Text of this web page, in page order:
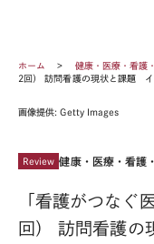
ホーム 健康・医療・看護
2回） 訪問看護の現状と課題
画像提供: Getty Images
Review 健康・医療・看護
「看護がつなぐ
回） 訪問看護